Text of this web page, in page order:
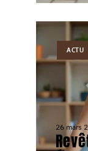
ACTU
26 mars